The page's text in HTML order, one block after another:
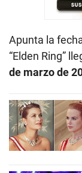
Apunta la
“Elden Ring”
de marzo de